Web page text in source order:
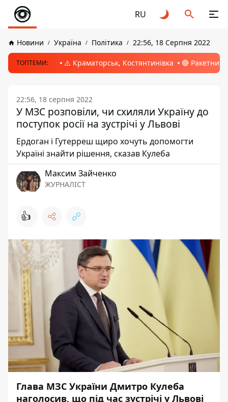
RU
Новини Україна Політика 22:56, 18 Серпня 2022
ТОПТЕМИ: ⚠️ Краматорськ, Костянтинівка 🔴 Ракетний
22:56, 18 серпня 2022
У МЗС розповіли, чи схиляли Україну до
поступок росії на зустрічі у Львові
Ердоган і Гутерреш щиро хочуть допомогти
Україні знайти рішення, сказав Кулеба
Максим Зайченко
ЖУРНАЛІСТ
👍
Глава МЗС України Дмитро Кулеба
наголосив, що під час зустрічі у Львові